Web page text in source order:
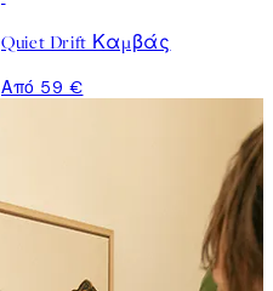
Quiet Drift Καμβάς
Από 59 €